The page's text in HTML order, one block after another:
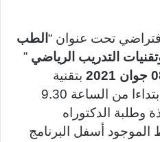
تحت عنوان “ الطب
التدريب الرياضي ”
بتقنية
التحاضر عن بعد (zoom). إبتداءا من الساعة 9.30
وطلبة الدكتوراه
الموجود أسفل البرنامج